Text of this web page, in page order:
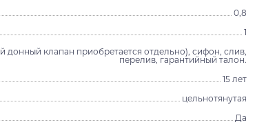
0,8
1
донный клапан приобретается отдельно), сифон, слив,
перелив, гарантийный талон.
15 лет
цельнотянутая
Да